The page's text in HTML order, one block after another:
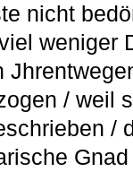
nicht
weniger
/ weil
/